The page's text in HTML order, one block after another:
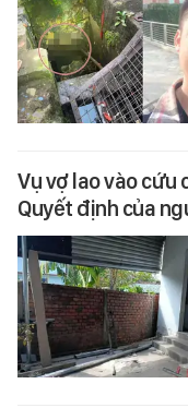
Vụ vợ lao vào cứu
Quyết định của